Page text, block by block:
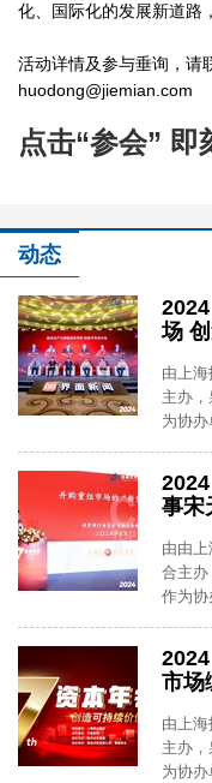
化、国际化的发展新道路
活动详情及参与垂询，请
huodong@jiemian.com
点击“参会”
动态
场
由上
主办
为协
事宋
由由
合主办
作为协
市场
由上
主办
为协